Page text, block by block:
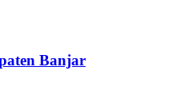
Banjar